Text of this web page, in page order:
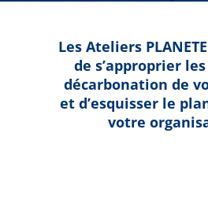
Les Ateliers
de s’approprier
décarbonation de
et d’esquisser le
votre